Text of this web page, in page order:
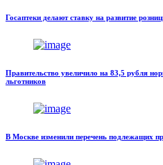
Госаптеки делают ставку на развитие
Правительство увеличило на 83,5 рубля
льготников
В Москве изменили перечень подлежащих